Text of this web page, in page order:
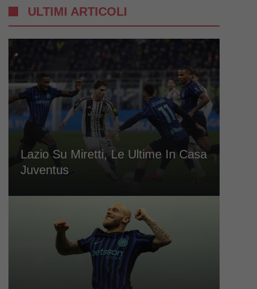
ULTIMI ARTICOLI
Lazio Su Miretti, Le Ultime In Casa
Juventus